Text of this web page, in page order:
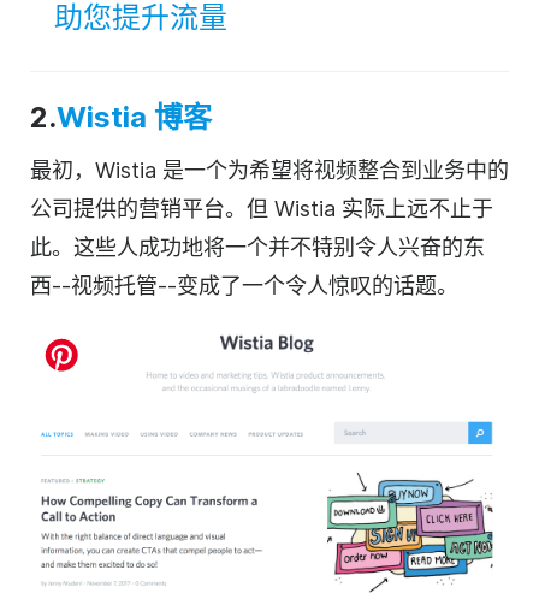
助您提升流量
2.Wistia 博客
最初，Wistia 是一个为希望将视频整合到 业务中的
公司提供的营销平台。但 Wistia 实际上远不止于
此。这些人成功地将一个并不特别令人兴奋的东
西--视频托管--变成了一个令人惊叹的话题。